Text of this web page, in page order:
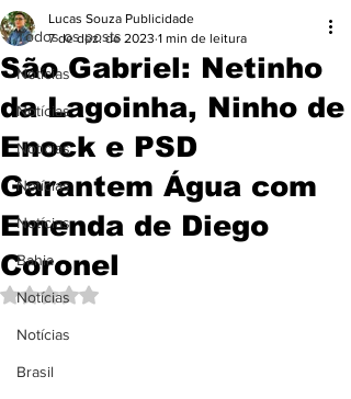
Todos os posts
Notícias
Notícias
Notícias
Notícias
Notícias
Bahia
Notícias
Notícias
Brasil
São Gabriel: Netinho
da Lagoinha, Ninho de
Enock e PSD
Garantem Água com
Emenda de Diego
Coronel
Lucas Souza Publicidade
7 de dez. de 2023 1 min de leitura
Avaliado com NaN de 5 estrelas.